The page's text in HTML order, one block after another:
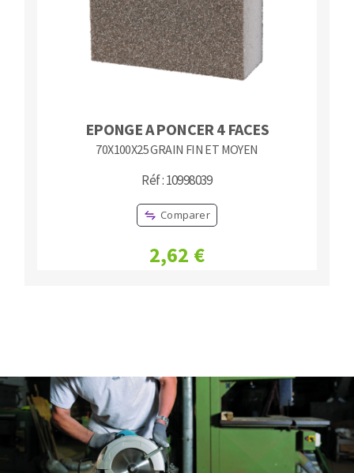
EPONGE A PONCER 4 FACES
70X100X25 GRAIN FIN ET MOYEN
Réf : 10998039
Comparer
2,62 €